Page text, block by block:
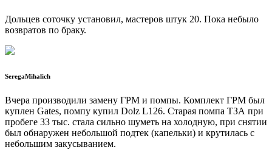
Дольцев соточку установил, мастеров штук 20. Пока небыло
возвратов по браку.
SeregaMihalich
Вчера производили замену ГРМ и помпы. Комплект ГРМ был
куплен Gates, помпу купил Dolz L126. Старая помпа ТЗА при
пробеге 33 тыс. стала сильно шуметь на холодную, при снятии
был обнаружен небольшой подтек (капельки) и крутилась с
небольшим закусыванием.